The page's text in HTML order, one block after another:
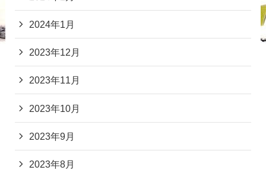
2024年1月
2023年12月
2023年11月
2023年10月
2023年9月
2023年8月